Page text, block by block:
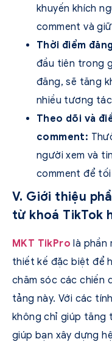
khuyến khích
comment và
Thời điểm
đầu tiên trong
đăng, sẽ tăng
nhiều tương
Theo dõi và
comment:
người xem và
comment để
V. Giới thiệu
từ khoá TikTok
MKT TikPro là phần
thiết kế đặc biệt để
chăm sóc các chiến
tảng này. Với các
không chỉ giúp tăng
giúp bạn xây dựng